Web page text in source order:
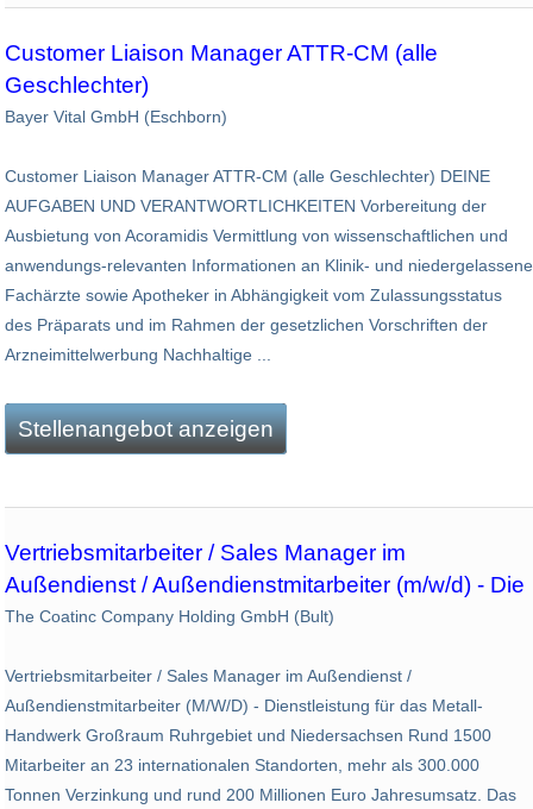
Customer Liaison Manager ATTR-CM (alle
Geschlechter)
Bayer Vital GmbH (Eschborn)
Customer Liaison Manager ATTR-CM (alle Geschlechter) DEINE
AUFGABEN UND VERANTWORTLICHKEITEN Vorbereitung der
Ausbietung von Acoramidis Vermittlung von wissenschaftlichen und
anwendungs-relevanten Informationen an Klinik- und niedergelassene
Fachärzte sowie Apotheker in Abhängigkeit vom Zulassungsstatus
des Präparats und im Rahmen der gesetzlichen Vorschriften der
Arzneimittelwerbung Nachhaltige ...
Stellenangebot anzeigen
Vertriebsmitarbeiter / Sales Manager im
Außendienst / Außendienstmitarbeiter (m/w/d) - Die
The Coatinc Company Holding GmbH (Bult)
Vertriebsmitarbeiter / Sales Manager im Außendienst /
Außendienstmitarbeiter (M/W/D) - Dienstleistung für das Metall-
Handwerk Großraum Ruhrgebiet und Niedersachsen Rund 1500
Mitarbeiter an 23 internationalen Standorten, mehr als 300.000
Tonnen Verzinkung und rund 200 Millionen Euro Jahresumsatz. Das